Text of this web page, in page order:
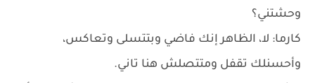
وحشتني؟
كارما: لا، الظاهر إنك فاضي وبتتسلى وتعاكس،
وأحسنلك تقفل ومتتصلش هنا تاني.